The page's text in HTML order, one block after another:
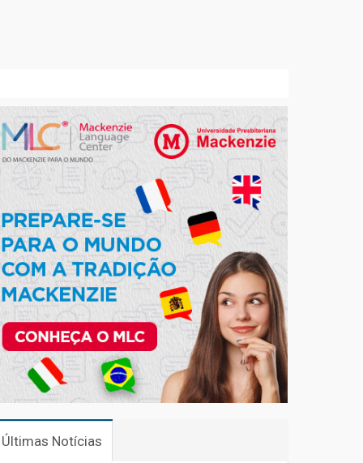
Últimas Notícias